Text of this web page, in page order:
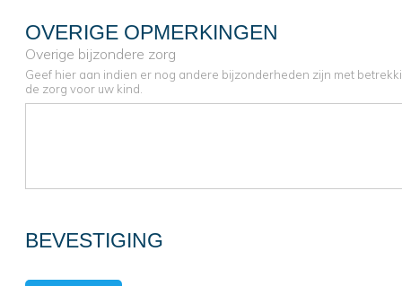
OVERIGE OPMERKINGEN
Overige bijzondere zorg
Geef hier aan indien er nog andere bijzonderheden zijn met
de zorg voor uw kind.
BEVESTIGING